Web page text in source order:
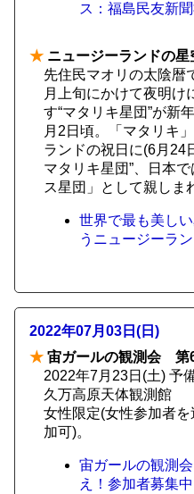
ス：福島民友新
★ ニュージーランドの
先住民マオリの太陰暦
月上旬にかけて夜明け
す“マタリキ星団”が新
月2日頃。「マタリキ
ランドの祝日に(6月24
マタリキ星団”、日本
ス星団」として親しま
世界で最も美し
うニュージーラ
2022年07月03日(日)
★ 宙ガールの観測会 第
2022年7月23日(土) 予
久万高原天体観測館
女性限定(女性参加者
加可)。
宙ガールの観測
え！参加者募集